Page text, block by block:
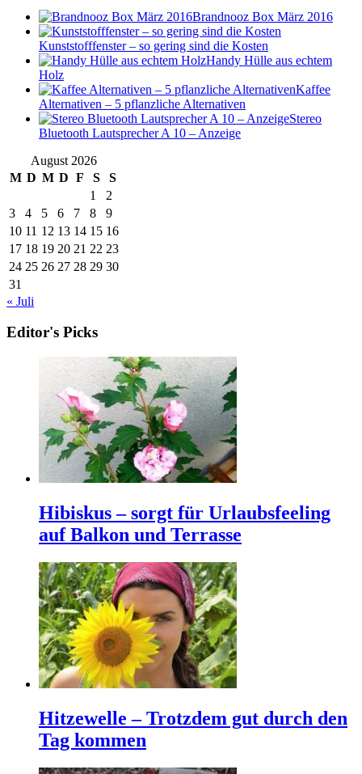
Brandnooz Box März 2016
Kunststofffenster – so gering sind die Kosten
Handy Hülle aus echtem
Holz
Kaffee
Alternativen – 5 pflanzliche Alternativen
Stereo
Bluetooth Lautsprecher A 10 – Anzeige
August 2026
M D M D F S
S
1
2
3
4 5 6 7 8
9
10 11 12 13 14 15 16
17 18 19 20 21 22 23
24 25 26 27 28 29 30
31
« Juli
Editor's Picks
Hibiskus – sorgt für Urlaubsfeeling
auf Balkon und Terrasse
Hitzewelle – Trotzdem gut durch den
Tag kommen